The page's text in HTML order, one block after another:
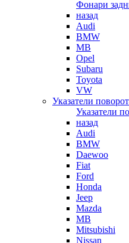
Фонари
назад
Audi
BMW
MB
Opel
Subaru
Toyota
VW
Указатели
Указатели
назад
Audi
BMW
Daewoo
Fiat
Ford
Honda
Jeep
Mazda
MB
Mitsubishi
Nissan